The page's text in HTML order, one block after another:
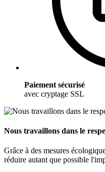
Paiement sécurisé
avec cryptage SSL
Nous travaillons dans le
Grâce à des mesures
réduire autant que possible